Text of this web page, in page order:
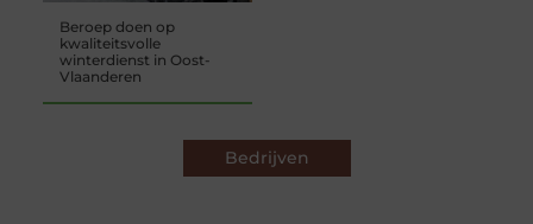
Beroep doen op
kwaliteitsvolle
winterdienst in Oost-
Vlaanderen
Bedrijven